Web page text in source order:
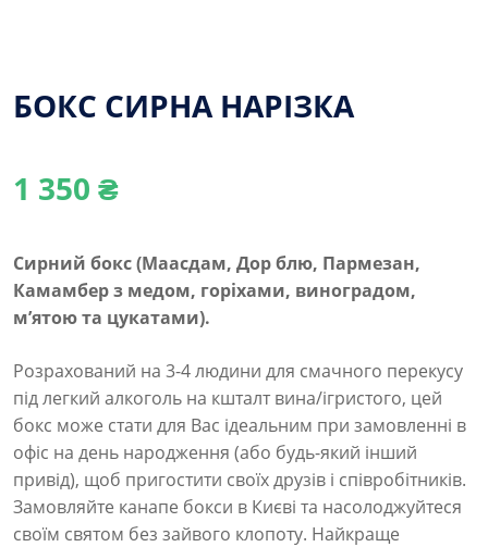
БОКС СИРНА НАРІЗКА
1 350 ₴
Сирний бокс (Маасдам, Дор блю, Пармезан,
Камамбер з медом, горіхами, виноградом,
м’ятою та цукатами).
Розрахований на 3-4 людини для смачного перекусу
під легкий алкоголь на кшталт вина/ігристого, цей
бокс може стати для Вас ідеальним при замовленні в
офіс на день народження (або будь-який інший
привід), щоб пригостити своїх друзів і співробітників.
Замовляйте канапе бокси в Києві та насолоджуйтеся
своїм святом без зайвого клопоту. Найкраще